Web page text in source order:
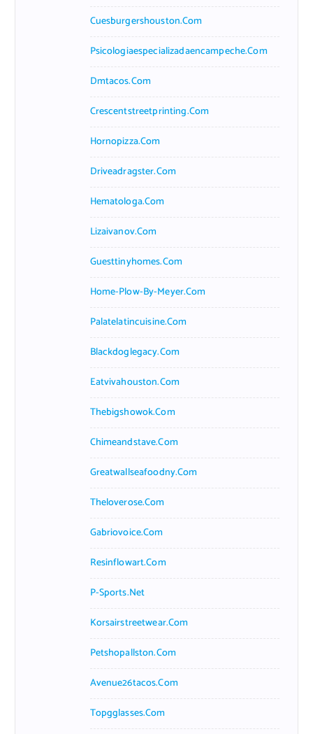
Cuesburgershouston.com
Psicologiaespecializadaencampeche.com
Dmtacos.com
Crescentstreetprinting.com
Hornopizza.com
Driveadragster.com
Hematologa.com
Lizaivanov.com
Guesttinyhomes.com
Home-Plow-By-Meyer.com
Palatelatincuisine.com
Blackdoglegacy.com
Eatvivahouston.com
Thebigshowok.com
Chimeandstave.com
Greatwallseafoodny.com
Theloverose.com
Gabriovoice.com
Resinflowart.com
P-Sports.net
Korsairstreetwear.com
Petshopallston.com
Avenue26tacos.com
Topgglasses.com